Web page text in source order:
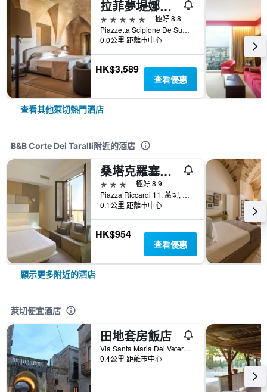
拉菲夢堤娜城市萊切渡假村 - 拉察
5星級
極好 8.8
Piazzetta Scipione De Summa, 4, 萊切, 萊切, 義大利
0.0公里 距離市中心
HK$3,589
查看優惠
查看其他萊切熱門酒店
B&B Corte Dei Taralli附近的酒店
桑塔克羅塞豪華酒店
3星級
極好 8.9
Piazza Riccardi 11, 萊切, 萊切, 義大利
0.1公里 距離市中心
HK$954
查看優惠
顯示更多附近的酒店
萊切便宜酒店
田地套房飯店
Via Santa Maria Dei Veterani, 2, 萊切, 萊切, 義大利
0.4公里 距離市中心